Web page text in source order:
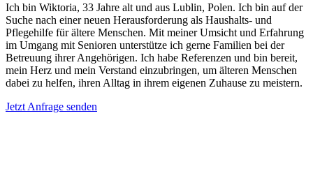
Ich bin Wiktoria, 33 Jahre alt und aus Lublin, Polen. Ich bin auf der
Suche nach einer neuen Herausforderung als Haushalts- und
Pflegehilfe für ältere Menschen. Mit meiner Umsicht und Erfahrung
im Umgang mit Senioren unterstütze ich gerne Familien bei der
Betreuung ihrer Angehörigen. Ich habe Referenzen und bin bereit,
mein Herz und mein Verstand einzubringen, um älteren Menschen
dabei zu helfen, ihren Alltag in ihrem eigenen Zuhause zu meistern.
Jetzt Anfrage senden